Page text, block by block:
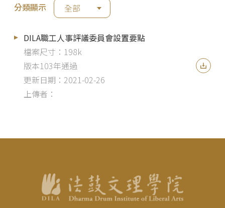
分類顯示 全部
DILA職工人事評議委員會設置要點
檔案尺寸：198k
版本103年通過
更新日期：2021-02-26
上傳者：